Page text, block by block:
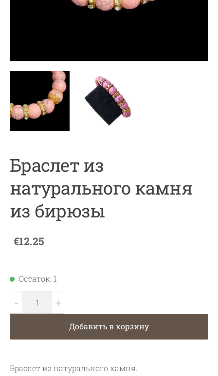
Браслет из
натурального камня
из бирюзы
€12.25
Остаток: 1
- +
Добавить в корзину
Браслет из натурального камня.